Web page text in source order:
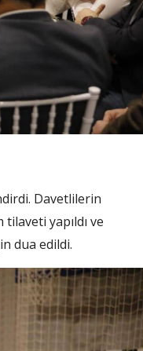
Davetlilerin
yapıldı ve
dua edildi.